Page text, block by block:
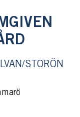
STORÖN